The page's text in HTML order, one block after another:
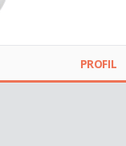
PROFIL